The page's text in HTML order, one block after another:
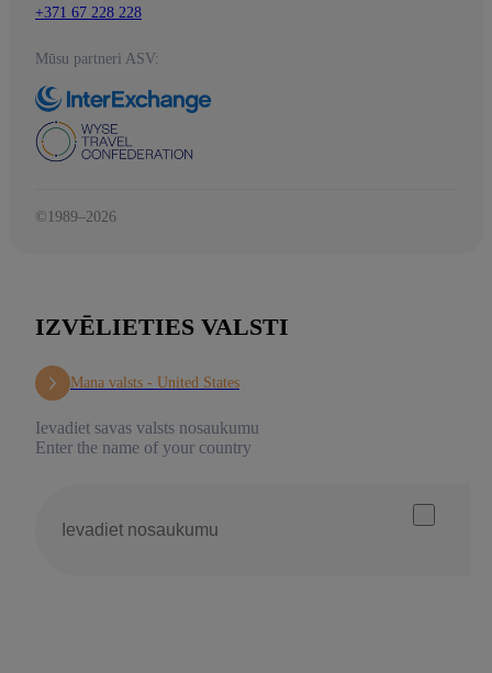
+371 67 228 228
Mūsu partneri ASV:
©1989–2026
IZVĒLIETIES VALSTI
Mana valsts - United States
Ievadiet savas valsts nosaukumu
Enter the name of your country